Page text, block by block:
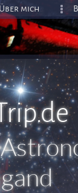
mich